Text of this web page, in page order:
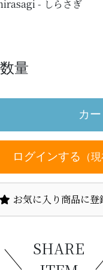
- しらさぎ
数量
ログインする （
お気に入り商品に登
SHARE